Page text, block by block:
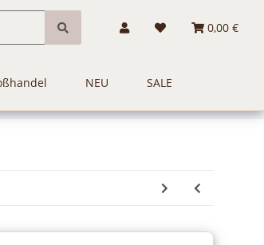
0,00 €
NEU SALE